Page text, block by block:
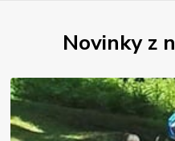
Novinky z